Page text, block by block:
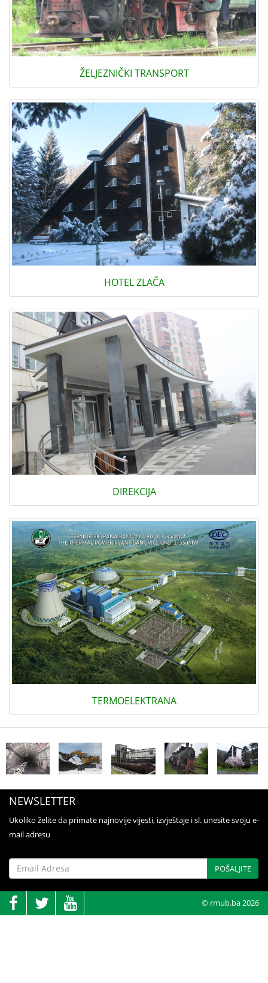
ŽELJEZNIČKI TRANSPORT
HOTEL ZLAČA
DIREKCIJA
TERMOELEKTRANA
NEWSLETTER
Ukoliko želite da primate najnovije vijesti, izvještaje i sl. unesite svoju e-
mail adresu
POŠALJITE
© rmub.ba 2026